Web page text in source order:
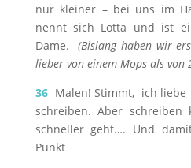
nur kleiner – bei uns im
nennt sich Lotta und ist
Dame.(Bislang haben wir
lieber von einem Mops als von
36 Malen! Stimmt, ich liebe
schreiben. Aber schreiben
schneller geht…. Und
Punkt